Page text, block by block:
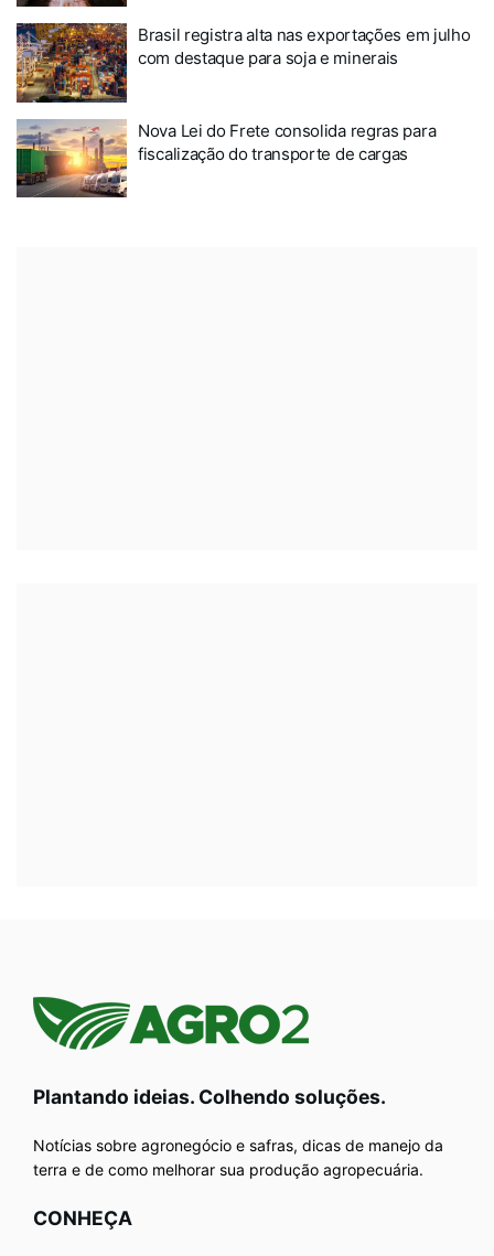
Brasil registra alta nas exportações em julho
com destaque para soja e minerais
Nova Lei do Frete consolida regras para
fiscalização do transporte de cargas
Plantando ideias. Colhendo soluções.
Notícias sobre agronegócio e safras, dicas de manejo da
terra e de como melhorar sua produção agropecuária.
CONHEÇA